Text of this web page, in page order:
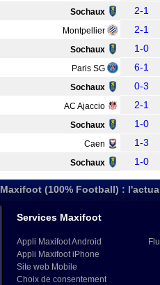
Sochaux 2-1
Montpellier 2-1
Sochaux 1-0
Paris SG 6-1
Sochaux 0-3
AC Ajaccio 2-1
Sochaux 1-0
Caen 1-3
Sochaux 1-0
Maxifoot (100% Football) :
Services Maxifoot
Appli Maxifoot Android
Appli Maxifoot iPhone
Site web Mobile
Choix de consentement